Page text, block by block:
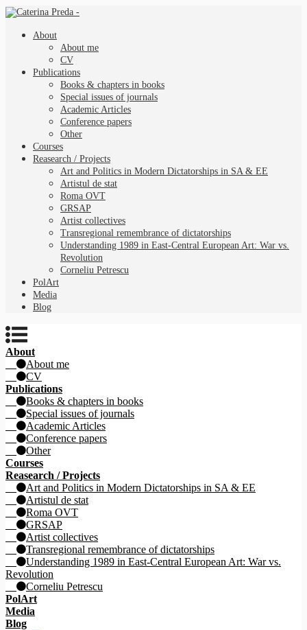
About
About me
CV
Publications
Books & chapters in books
Special issues of journals
Academic Articles
Conference papers
Other
Courses
Reasearch / Projects
Art and Politics in Modern Dictatorships in SA & EE
Artistul de stat
Roma OVT
GRSAP
Artist collectives
Transregional remembrance of dictatorships
Understanding 1989 in East-Central European Art: War vs.
Revolution
Corneliu Petrescu
PolArt
Media
Blog
About
About me
CV
Publications
Books & chapters in books
Special issues of journals
Academic Articles
Conference papers
Other
Courses
Reasearch / Projects
Art and Politics in Modern Dictatorships in SA & EE
Artistul de stat
Roma OVT
GRSAP
Artist collectives
Transregional remembrance of dictatorships
Understanding 1989 in East-Central European Art: War vs.
Revolution
Corneliu Petrescu
PolArt
Media
Blog